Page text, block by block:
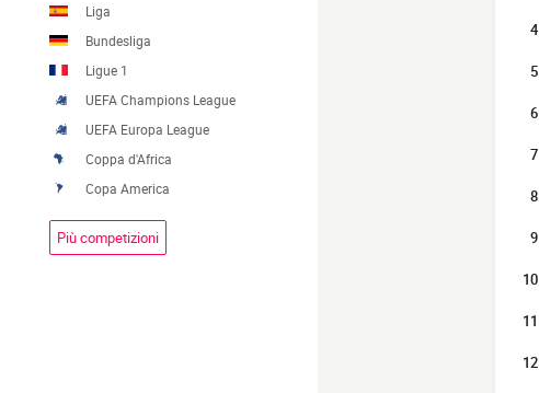
Liga
Bundesliga
Ligue 1
UEFA Champions League
UEFA Europa League
Coppa d'Africa
Copa America
Più competizioni
4
5
6
7
8
9
10
11
12